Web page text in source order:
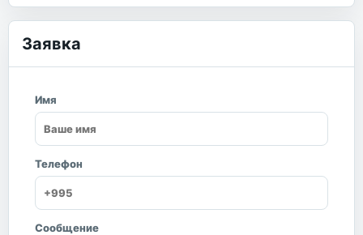
Заявка
Имя
Телефон
Сообщение